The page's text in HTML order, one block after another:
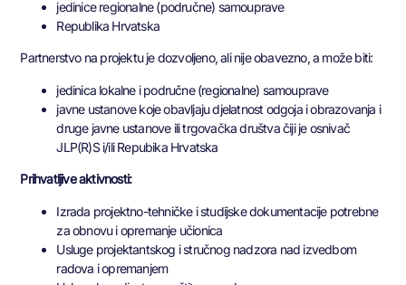
jedinice regionalne (područne) samouprave
Republika Hrvatska
Partnerstvo na projektu je dozvoljeno, ali nije obavezno, a može biti:
jedinica lokalne i područne (regionalne) samouprave
javne ustanove koje obavljaju djelatnost odgoja i obrazovanja i
druge javne ustanove ili trgovačka društva čiji je osnivač
JLP(R)S i/ili Repubika Hrvatska
Prihvatljive aktivnosti:
Izrada projektno-tehničke i studijske dokumentacije potrebne
za obnovu i opremanje učionica
Usluge projektantskog i stručnog nadzora nad izvedbom
radova i opremanjem